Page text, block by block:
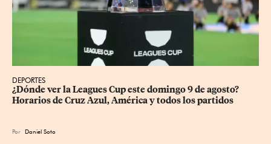
DEPORTES
¿Dónde ver la Leagues Cup este domingo 9 de agosto?
Horarios de Cruz Azul, América y todos los partidos
Por Daniel Soto